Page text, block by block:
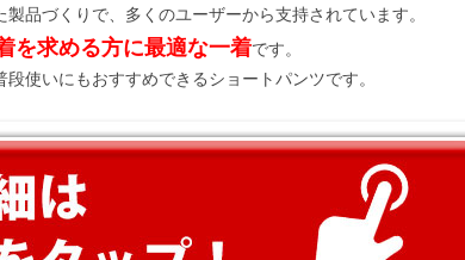
品づくりで、多くのユーザーから支持されています。
を求める方に最適な一着です。
使いにもおすすめできるショートパンツです。